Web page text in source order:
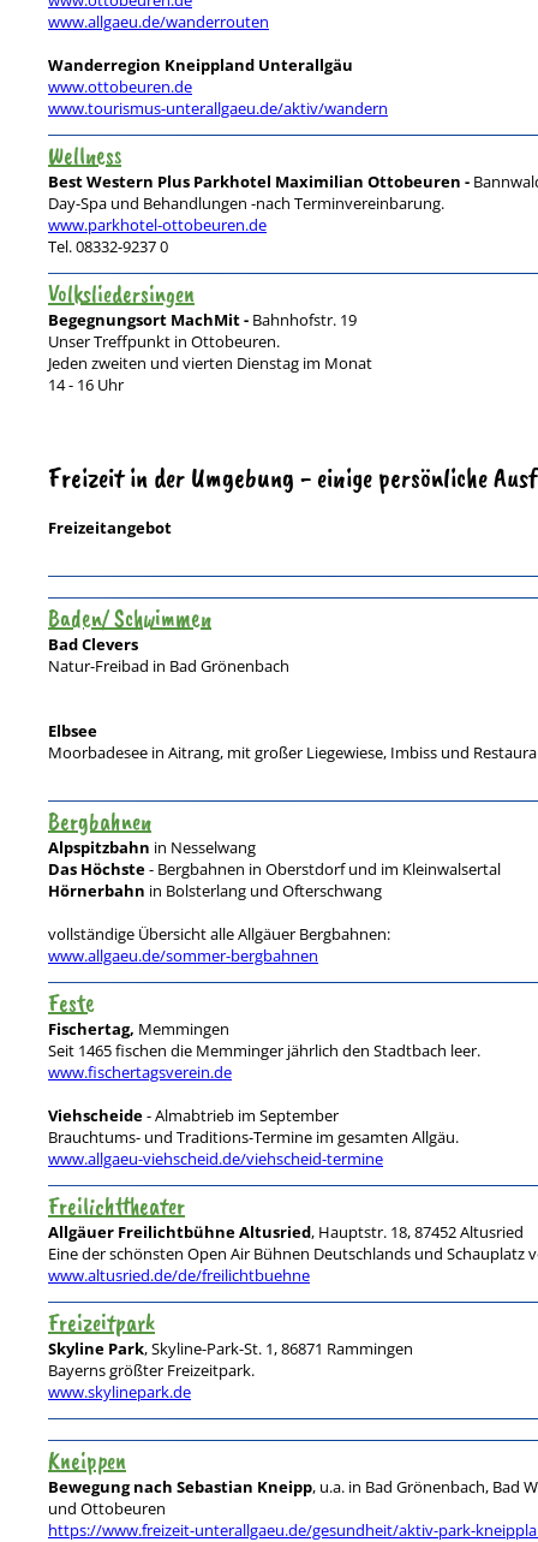
www.allgaeu.de/wanderrouten
Wanderregion Kneippland Unterallgäu
www.ottobeuren.de
www.tourismus-unterallgaeu.de/aktiv/wandern
Wellness
Best Western Plus Parkhotel Maximilian Ottobeuren -
Day-Spa und Behandlungen -nach Terminvereinbarung.
www.parkhotel-ottobeuren.de
Tel. 08332-9237 0
Volksliedersingen
Begegnungsort MachMit - Bahnhofstr. 19
Unser Treffpunkt in Ottobeuren.
Jeden zweiten und vierten Dienstag im Monat
14 - 16 Uhr
Freizeit in der Umgebung - einige persönliche
Freizeitangebot
Baden/ Schwimmen
Bad Clevers
Natur-Freibad in Bad Grönenbach
Elbsee
Moorbadesee in Aitrang, mit großer Liegewiese, Imbiss und
Bergbahnen
Alpspitzbahn in Nesselwang
Das Höchste- Bergbahnen in Oberstdorf und im Kleinwalsertal
Hörnerbahn in Bolsterlang und Ofterschwang
vollständige Übersicht alle Allgäuer Bergbahnen:
www.allgaeu.de/sommer-bergbahnen
Feste
Fischertag, Memmingen
Seit 1465 fischen die Memminger jährlich den Stadtbach leer.
www.fischertagsverein.de
Viehscheide- Almabtrieb im September
Brauchtums- und Traditions-Termine im gesamten Allgäu.
www.allgaeu-viehscheid.de/viehscheid-termine
Freilichttheater
Allgäuer Freilichtbühne Altusried, Hauptstr. 18, 87452 Altusried
Eine der schönsten Open Air Bühnen Deutschlands und
www.altusried.de/de/freilichtbuehne
Freizeitpark
Skyline Park, Skyline-Park-St. 1, 86871 Rammingen
Bayerns größter Freizeitpark.
www.skylinepark.de
Kneippen
Bewegung nach Sebastian Kneipp, u.a. in Bad Grönenbach, Bad
und Ottobeuren
https://www.freizeit-unterallgaeu.de/gesundheit/aktiv-park-